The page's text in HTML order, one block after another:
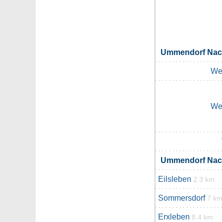
Ummendorf
Ummendorf
Eilsleben 2.3 km
Sommersdorf 7 km
Erxleben 8.4 km